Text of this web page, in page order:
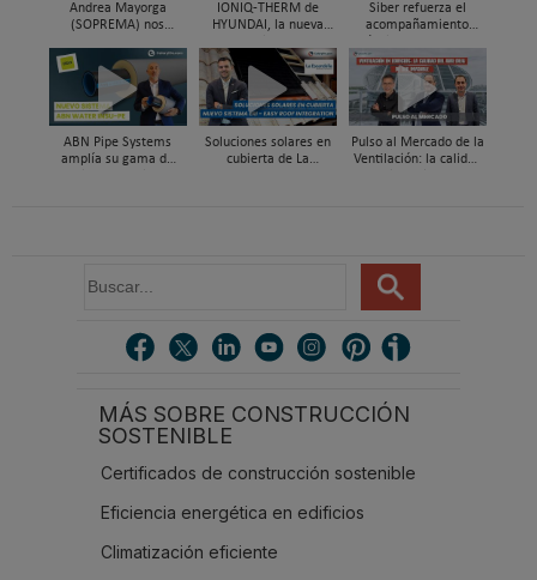
Andrea Mayorga
(SOPREMA) nos
cubierta azul-verde
IONIQ-THERM de
HYUNDAI, la nueva
funcionar hasta en un
98% con energía solar
Siber refuerza el
acompañamiento
soporte al instalador
con Global Services
ABN Pipe Systems
amplía su gama de
Soluciones solares en
cubierta de La
Pulso al Mercado de la
Ventilación: la calidad
u
MÁS SOBRE CONSTRUCCIÓN
SOSTENIBLE
Certificados de construcción sostenible
Eficiencia energética en edificios
Climatización eficiente